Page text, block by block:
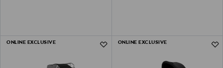
ONLINE EXCLUSIVE ONLINE EXCLUSIVE